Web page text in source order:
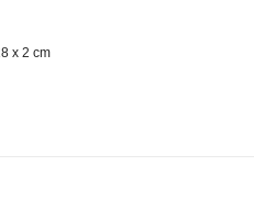
x 2 cm